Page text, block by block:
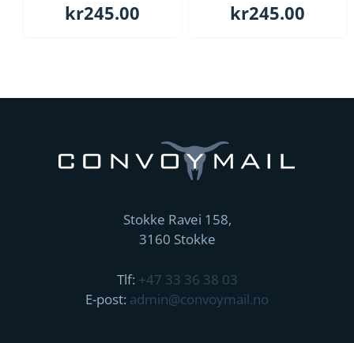
kr245.00 kr245.00
Stokke Ravei 158,
3160 Stokke
Tlf: +47 33 36 38 03
E-post: admin@convoymail.no